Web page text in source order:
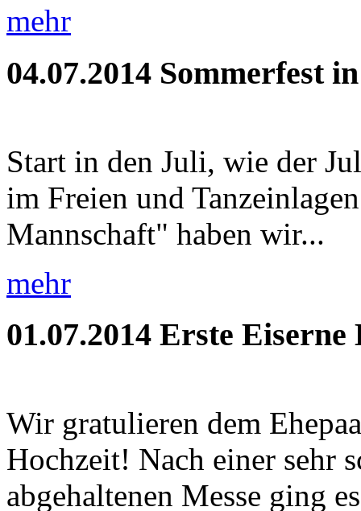
mehr
04.07.2014 Sommerfest
Start in den Juli, wie der
im Freien und
Mannschaft" haben wir...
mehr
01.07.2014 Erste Eiserne
Wir gratulieren dem
Hochzeit! Nach einer sehr
abgehaltenen Messe ging